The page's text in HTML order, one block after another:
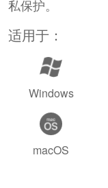
私保护。
适用于：
Windows
macOS